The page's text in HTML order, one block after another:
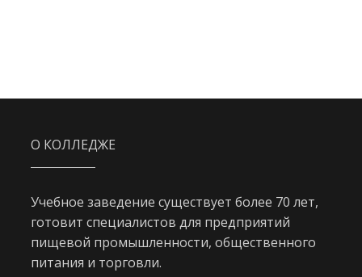
О КОЛЛЕДЖЕ
Учебное заведение существует более 70 лет,
готовит специалистов для предприятий
пищевой промышленности, общественного
питания и торговли.